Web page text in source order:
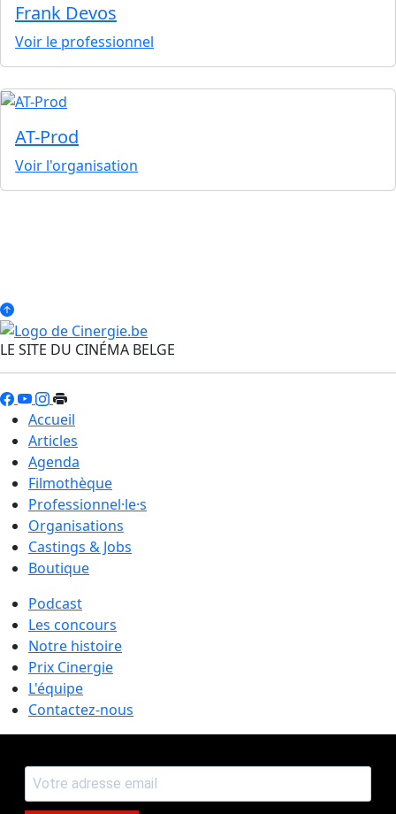
Frank Devos
Voir le professionnel
AT-Prod
Voir l'organisation
LE SITE DU CINÉMA BELGE
Accueil
Articles
Agenda
Filmothèque
Professionnel·le·s
Organisations
Castings & Jobs
Boutique
Podcast
Les concours
Notre histoire
Prix Cinergie
L'équipe
Contactez-nous